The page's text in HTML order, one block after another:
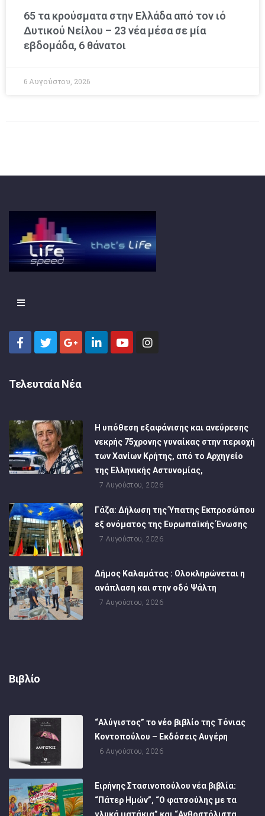
65 τα κρούσματα στην Ελλάδα από τον ιό
Δυτικού Νείλου – 23 νέα μέσα σε μία
εβδομάδα, 6 θάνατοι
6 Αυγούστου, 2026
Τελευταία Νέα
Η υπόθεση εξαφάνισης και ανεύρεσης
νεκρής 75χρονης γυναίκας στην περιοχή
των Χανίων Κρήτης, από το Αρχηγείο
της Ελληνικής Αστυνομίας,
7 Αυγούστου, 2026
Γάζα: Δήλωση της Ύπατης Εκπροσώπου
εξ ονόματος της Ευρωπαϊκής Ένωσης
7 Αυγούστου, 2026
Δήμος Καλαμάτας : Ολοκληρώνεται η
ανάπλαση και στην οδό Ψάλτη
7 Αυγούστου, 2026
Βιβλίο
“Αλύγιστος” το νέο βιβλίο της Τόνιας
Κοντοπούλου – Εκδόσεις Αυγέρη
6 Αυγούστου, 2026
Ειρήνης Στασινοπούλου νέα βιβλία:
“Πάτερ Ημών”, “Ο φατσούλης με τα
γλυκά ματάκια” και “Ανθοστόλιστα